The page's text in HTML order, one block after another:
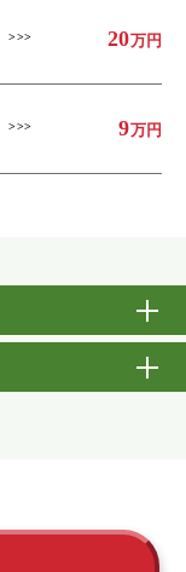
20万円
9万円